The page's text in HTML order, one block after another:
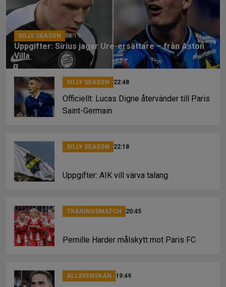
k
SILLY SEASON 08:19
Uppgifter: Sirius jagar Ure-ersättare – från Aston
Villa
SILLY SEASON 22:48
Officiellt: Lucas Digne återvänder till Paris
Saint-Germain
SILLY SEASON 22:18
Uppgifter: AIK vill värva talang
TRÄNINGSMATCH 20:45
Pernille Harder målskytt mot Paris FC
ALLSVENSKAN 19:49